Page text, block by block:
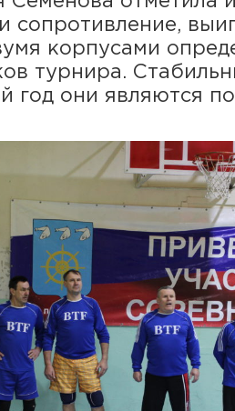
сопротивление,
корпусами
турнира.
год они являются